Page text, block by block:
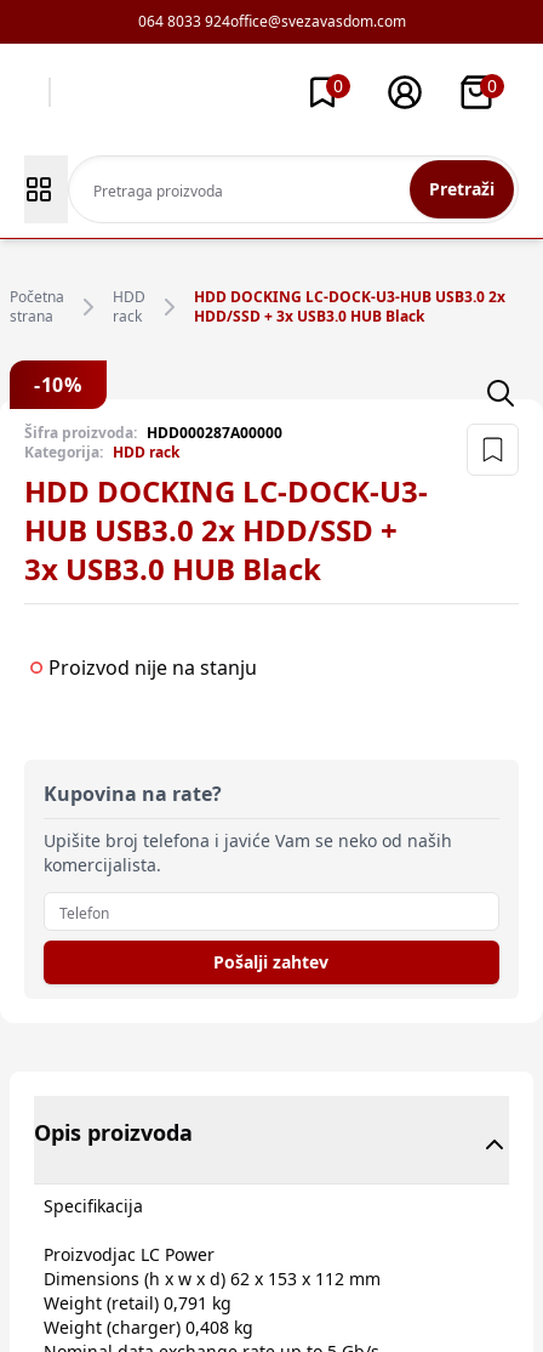
064 8033 924office@svezavasdom.com
0 0
Pretraži
Početna
strana
HDD
rack
HDD DOCKING LC-DOCK-U3-HUB USB3.0 2x
HDD/SSD + 3x USB3.0 HUB Black
-10%
Šifra proizvoda: HDD000287A00000
Kategorija: HDD rack
HDD DOCKING LC-DOCK-U3-
HUB USB3.0 2x HDD/SSD +
3x USB3.0 HUB Black
Proizvod nije na stanju
Kupovina na rate?
Upišite broj telefona i javiće Vam se neko od naših
komercijalista.
Pošalji zahtev
Opis proizvoda
Specifikacija
Proizvodjac LC Power
Dimensions (h x w x d) 62 x 153 x 112 mm
Weight (retail) 0,791 kg
Weight (charger) 0,408 kg